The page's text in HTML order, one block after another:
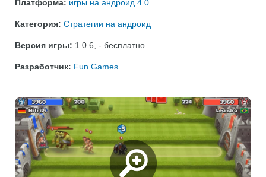
Платформа: игры на андроид 4.0
Категория: Стратегии на андроид
Версия игры: 1.0.6 - бесплатно
Разработчик: Fun Games